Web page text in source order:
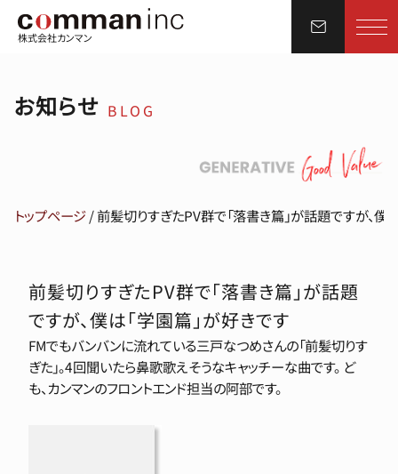
株式会社カンマン
お知らせ BLOG
トップページ/前髪切りすぎたPV群で「落書き篇」が話題ですが、僕
前髪切りすぎたPV群で「落書き篇」が話題
ですが、僕は「学園篇」が好きです
FMでもバンバンに流れている三戸なつめさんの「前髪切りす
ぎた」。4回聞いたら鼻歌歌えそうなキャッチーな曲です。 ど
も、カンマンのフロントエンド担当の阿部です。